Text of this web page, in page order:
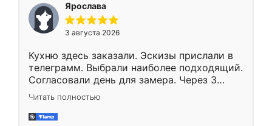
Ярослава
3 августа 2026
Кухню здесь заказали. Эскизы прислали в
телеграмм. Выбрали наиболее подходящий.
Согласовали день для замера. Через 3
недели кухня была уже готова. Остались
довольны работой. Спасибо Ренессанс
мебель за качественную работу!
Читать полностью